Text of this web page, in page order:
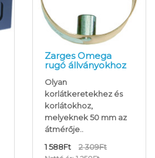
Zarges Omega
rugó állványokhoz
Olyan
korlátkeretekhez és
korlátokhoz,
melyeknek 50 mm az
átmérője..
1 588Ft
2 309Ft